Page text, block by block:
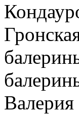
Валерия